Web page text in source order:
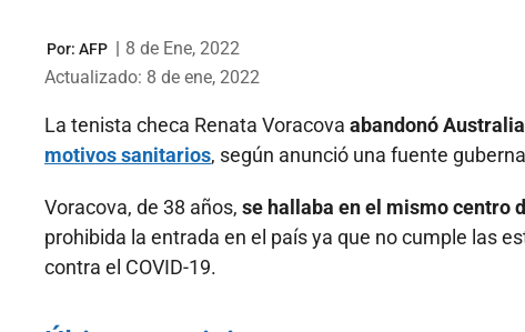
Por: AFP | 8 de Ene, 2022
Actualizado: 8 de ene, 2022
La tenista checa Renata Voracova abandonó
motivos sanitarios, según anunció una fuente
Voracova, de 38 años, se hallaba en el mismo centro
prohibida la entrada en el país ya que no cumple las
contra el COVID-19.